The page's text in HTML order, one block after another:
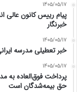
1405/05/17
پیام رییس کانون عالی
خبرنگار
1405/05/17
خبر تعطیلی مدرسه
1405/05/17
پرداخت فوق‌العاده به
حق بیمه‌شدگان است